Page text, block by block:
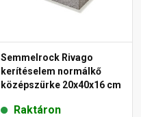
Semmelrock Rivago
kerítéselem normálkő
középszürke 20x40x16 cm
Raktáron